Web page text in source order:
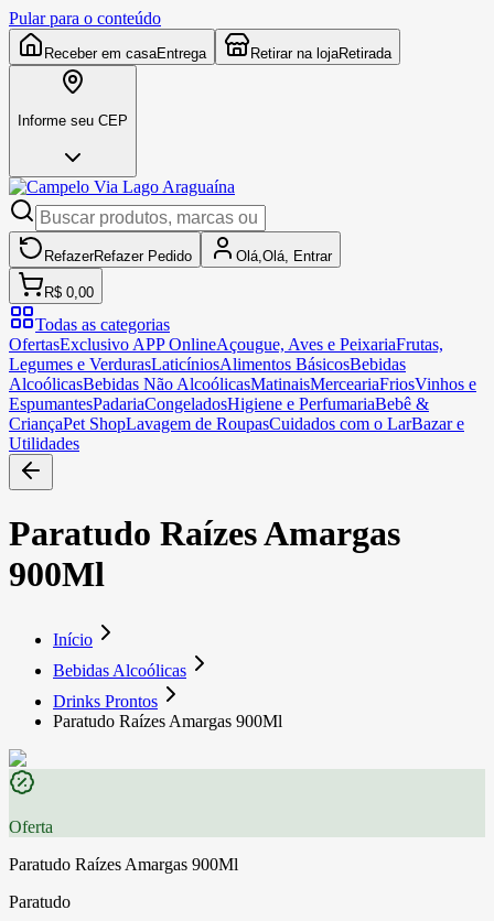
Pular para o conteúdo
Receber em casaEntrega Retirar na lojaRetirada
Informe seu CEP
RefazerRefazer Pedido Olá, Olá, Entrar
R$ 0,00
Todas as categorias
OfertasExclusivo APP OnlineAçougue, Aves e PeixariaFrutas,
Legumes e VerdurasLaticíniosAlimentos BásicosBebidas
AlcoólicasBebidas Não AlcoólicasMatinaisMerceariaFriosVinhos e
EspumantesPadariaCongeladosHigiene e PerfumariaBebê &
CriançaPet ShopLavagem de RoupasCuidados com o LarBazar e
Utilidades
Paratudo Raízes Amargas
900Ml
Início
Bebidas Alcoólicas
Drinks Prontos
Paratudo Raízes Amargas 900Ml
Oferta
Paratudo Raízes Amargas 900Ml
Paratudo